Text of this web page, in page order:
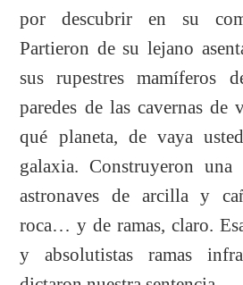
por descubrir en su
Partieron de su lejano
sus rupestres mamíferos
paredes de las cavernas de
qué planeta, de vaya
galaxia. Construyeron
astronaves de arcilla y
roca… y de ramas, claro.
y absolutistas ramas